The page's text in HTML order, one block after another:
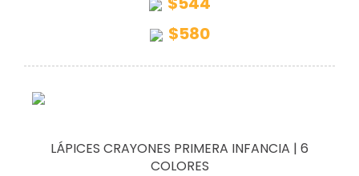
$580
LÁPICES CRAYONES PRIMERA INFANCIA | 6
COLORES